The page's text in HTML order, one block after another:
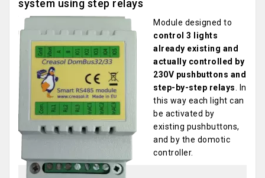
system using step relays
Module designed to
control 3 lights
already existing and
actually controlled by
230V pushbuttons and
step-by-step relays. In
this way each light can
be activated by
existing pushbuttons,
and by the domotic
controller.